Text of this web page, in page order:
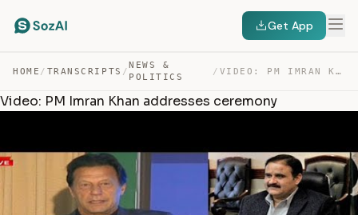
Get App
HOME / TRANSCRIPTS /
NEWS &
POLITICS
/ VIDEO: PM IMRAN KHAN ADDRESSES CEREMONY — TRANSCRIPT
Video: PM Imran Khan addresses ceremony